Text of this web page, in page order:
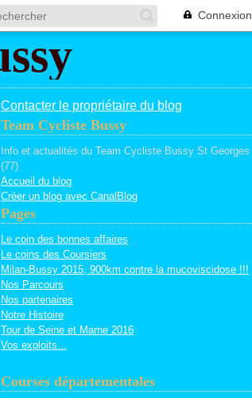
Connexion
Contacter le propriétaire du blog
Team Cycliste Bussy
Info et actualités du Team Cycliste Bussy St Georges
(77)
Accueil du blog
Créer un blog avec CanalBlog
Pages
Le coin des bonnes affaires
Le coins des Coursiers
Milan-Bussy 2015, 900km contre la mucoviscidose !!!
Nos Parcours
Nos partenaires
Notre Histoire
Tour de Seine et Marne 2016
Vos exploits...
Courses départementales